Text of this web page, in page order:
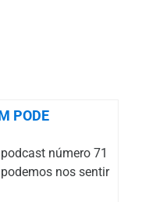
PODE
podcast número 71
nos sentir